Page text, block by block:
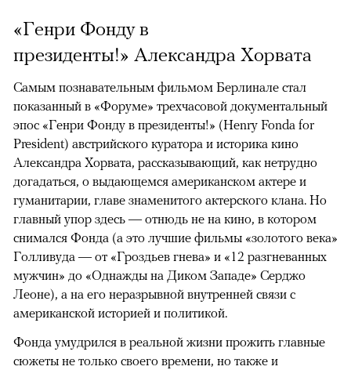
«Генри Фонду в
президенты!» Александра Хорвата
Самым познавательным фильмом Берлинале стал
показанный в «Форуме» трехчасовой документальный
эпос «Генри Фонду в президенты!» (Henry Fonda for
President) австрийского куратора и историка кино
Александра Хорвата, рассказывающий, как нетрудно
догадаться, о выдающемся американском актере и
гуманитарии, главе знаменитого актерского клана. Но
главный упор здесь — отнюдь не на кино, в котором
снимался Фонда (а это лучшие фильмы «золотого века»
Голливуда — от «Гроздьев гнева» и «12 разгневанных
мужчин» до «Однажды на Диком Западе» Серджо
Леоне), а на его неразрывной внутренней связи с
американской историей и политикой.
Фонда умудрился в реальной жизни прожить главные
сюжеты не только своего времени, но также и